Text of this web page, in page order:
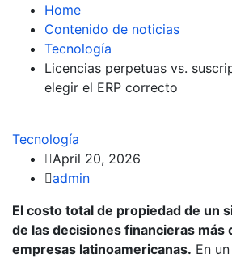
Home
Contenido de noticias
Tecnología
Licencias perpetuas vs.
elegir el ERP correcto
Tecnología
April 20, 2026
admin
El costo total de propiedad de un
de las decisiones financieras más
empresas latinoamericanas. En